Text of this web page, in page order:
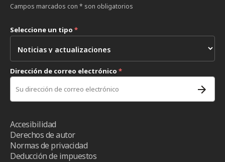
Campos marcados con * son obligatorios
Seleccione un tipo *
Dirección de correo electrónico *
Accesibilidad
Derechos de autor
Normas de privacidad
Deducción de impuestos